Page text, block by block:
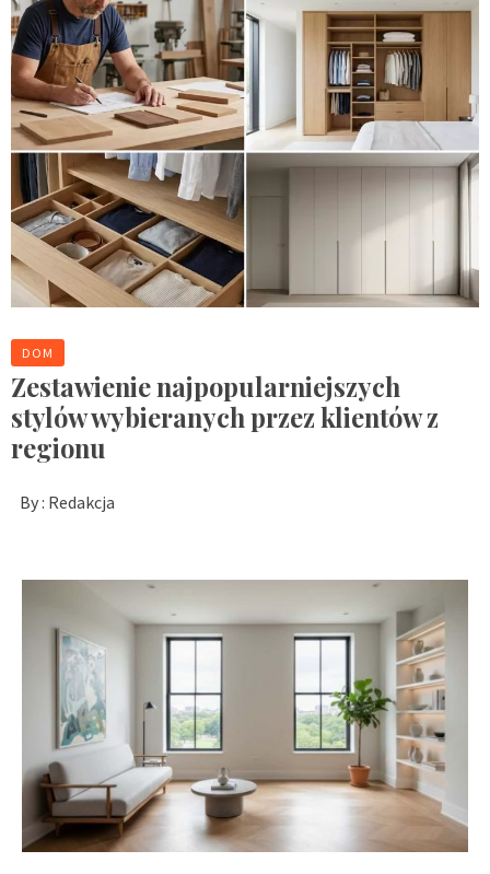
DOM
Zestawienie najpopularniejszych
stylów wybieranych przez klientów z
regionu
By : Redakcja